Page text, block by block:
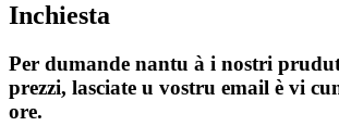
Inchiesta
Per dumande nantu à i nostri
prezzi, lasciate u vostru email è vi
ore.